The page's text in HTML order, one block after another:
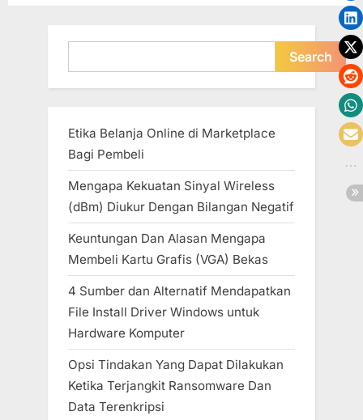
Search
Etika Belanja Online di Marketplace
Bagi Pembeli
Mengapa Kekuatan Sinyal Wireless
(dBm) Diukur Dengan Bilangan Negatif
Keuntungan Dan Alasan Mengapa
Membeli Kartu Grafis (VGA) Bekas
4 Sumber dan Alternatif Mendapatkan
File Install Driver Windows untuk
Hardware Komputer
Opsi Tindakan Yang Dapat Dilakukan
Ketika Terjangkit Ransomware Dan
Data Terenkripsi